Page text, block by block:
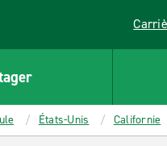
Link
États-Unis Californie